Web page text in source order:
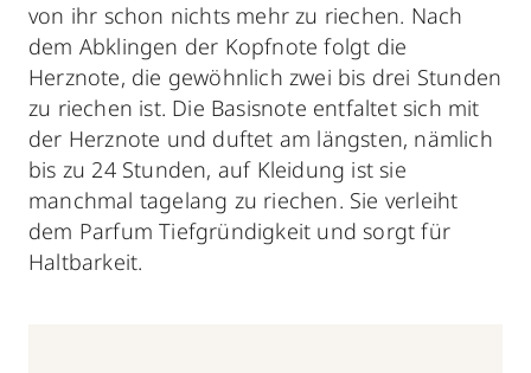
von ihr schon nichts mehr zu riechen. Nach
dem Abklingen der Kopfnote folgt die
Herznote, die gewöhnlich zwei bis drei Stunden
zu riechen ist. Die Basisnote entfaltet sich mit
der Herznote und duftet am längsten, nämlich
bis zu 24 Stunden, auf Kleidung ist sie
manchmal tagelang zu riechen. Sie verleiht
dem Parfum Tiefgründigkeit und sorgt für
Haltbarkeit.